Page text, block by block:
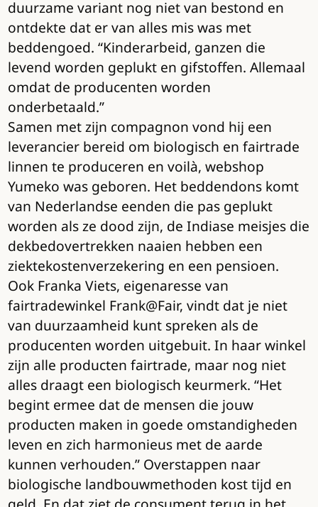
duurzame variant nog niet van bestond en
ontdekte dat er van alles mis was met
beddengoed. “Kinderarbeid, ganzen die
levend worden geplukt en gifstoffen. Allemaal
omdat de producenten worden
onderbetaald.”
Samen met zijn compagnon vond hij een
leverancier bereid om biologisch en fairtrade
linnen te produceren en voilà, webshop
Yumeko was geboren. Het beddendons komt
van Nederlandse eenden die pas geplukt
worden als ze dood zijn, de Indiase meisjes die
dekbedovertrekken naaien hebben een
ziektekostenverzekering en een pensioen.
Ook Franka Viets, eigenaresse van
fairtradewinkel Frank@Fair, vindt dat je niet
van duurzaamheid kunt spreken als de
producenten worden uitgebuit. In haar winkel
zijn alle producten fairtrade, maar nog niet
alles draagt een biologisch keurmerk. “Het
begint ermee dat de mensen die jouw
producten maken in goede omstandigheden
leven en zich harmonieus met de aarde
kunnen verhouden.” Overstappen naar
biologische landbouwmethoden kost tijd en